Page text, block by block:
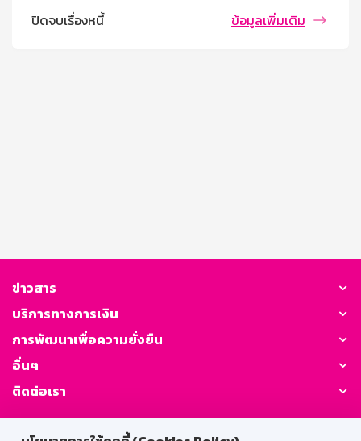
ปิดจบเรื่องหนี้
ข้อมูลเพิ่มเติม
ข่าวสาร
บริการทางการเงิน
การพัฒนาเพื่อความยั่งยืน
อื่นๆ
ติดต่อเรา
GSB Society: